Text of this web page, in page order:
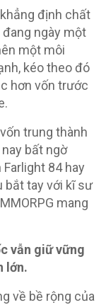
định chất
ngày một
một môi
kéo theo đó
hơn vốn trước
trung thành
bất ngờ
84 hay
bắt tay với kĩ sư
mang
vẫn giữ vững
lớn.
về bề rộng của